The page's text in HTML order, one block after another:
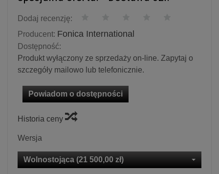
Dodaj recenzję:
Producent: Fonica International
Dostępność:
Produkt wyłączony ze sprzedaży on-line. Zapytaj o
szczegóły mailowo lub telefonicznie.
Powiadom o dostępności
Historia ceny
Wersja
Wolnostojąca (21 500,00 zł)